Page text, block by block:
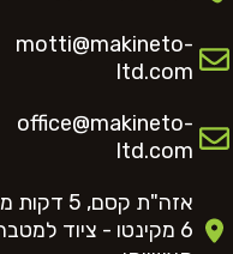
motti@makineto-
ltd.com
office@makineto-
ltd.com
אזה"ת קסם, 5
6 מקינטו - ציוד